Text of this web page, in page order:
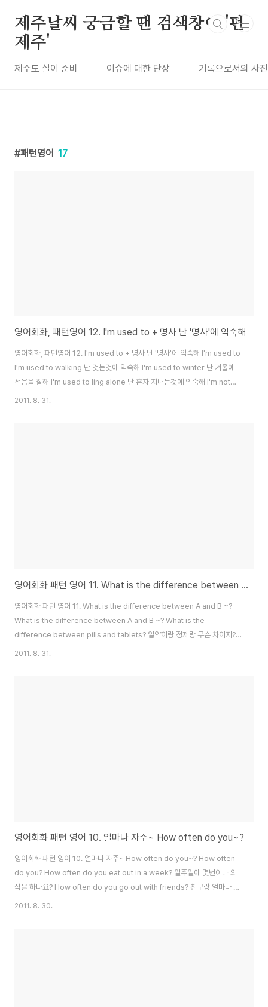
제주날씨 궁금할 땐 검색창에 '펀
제주'
제주도 살이 준비 이슈에 대한 단상 기록으로서의 사진
패턴영어 17
영어회화, 패턴영어 12. I'm used to + 명사 난 '명사'에 익숙해
영어회화, 패턴영어 12. I'm used to + 명사 난 '명사'에 익숙해 I'm used to
I'm used to walking 난 것는것에 익숙해 I'm used to winter 난 겨울에
적응을 잘해 I'm used to ling alone 난 혼자 지내는것에 익숙해 I'm not
used to crying 난 우는것에 익숙하지 않아 I'm used to waiting 난 기다
2011. 8. 31.
영어회화 패턴 영어 11. What is the difference between A and B ~? 차이가 뭐야? 뭐가 다르지?
영어회화 패턴 영어 11. What is the difference between A and B ~?
What is the difference between A and B ~? What is the
difference between pills and tablets? 알약이랑 정제랑 무슨 차이지?
What is the difference between the tour pros and the golf pros?
2011. 8. 31.
영어회화 패턴 영어 10. 얼마나 자주~ How often do you~?
영어회화 패턴 영어 10. 얼마나 자주~ How often do you~? How often
do you? How often do you eat out in a week? 일주일에 몇번이나 외
식을 하나요? How often do you go out with friends? 친구랑 얼마나 자
주 외출을 하나요? How often do you sing a song in your house? 집
2011. 8. 30.